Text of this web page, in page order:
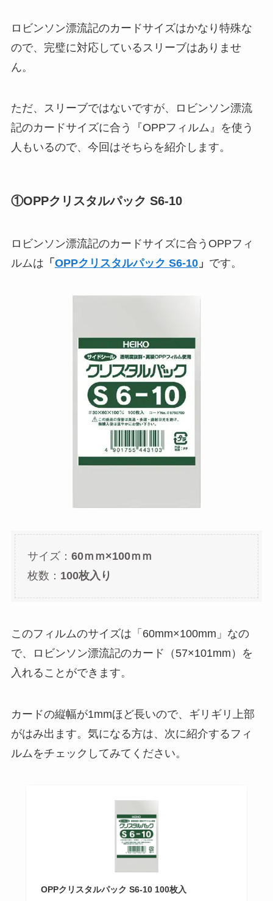
ロビンソン漂流記のカードサイズはかなり特殊な
ので、完璧に対応しているスリーブはありませ
ん。
ただ、スリーブではないですが、ロビンソン漂流
記のカードサイズに合う『OPPフィルム』を使う
人もいるので、今回はそちらを紹介します。
①OPPクリスタルパック S6-10
ロビンソン漂流記のカードサイズに合うOPPフィ
ルムは 「 OPPクリスタルパック S6-10」 です。
サイズ： 60ｍｍ×100ｍｍ
枚数： 100枚入り
このフィルムのサイズは「60mm×100mm」なの
で、ロビンソン漂流記のカード（57×101mm）を
入れることができます。
カードの縦幅が1mmほど長いので、ギリギリ上部
がはみ出ます。気になる方は、次に紹介するフィ
ルムをチェックしてみてください。
OPPクリスタルパック S6-10 100枚入